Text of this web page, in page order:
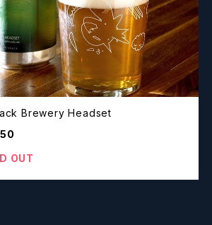
Finback Brewery Headset
OUT